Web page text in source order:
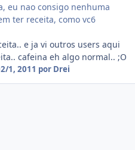
eu nao consigo nenhuma
ter receita, como vc6
e ja vi outros users aqui
cafeina eh algo normal.. ;O
1, 2011 por Drei